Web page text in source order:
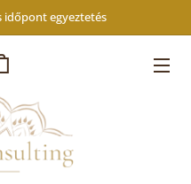
időpont egyeztetés